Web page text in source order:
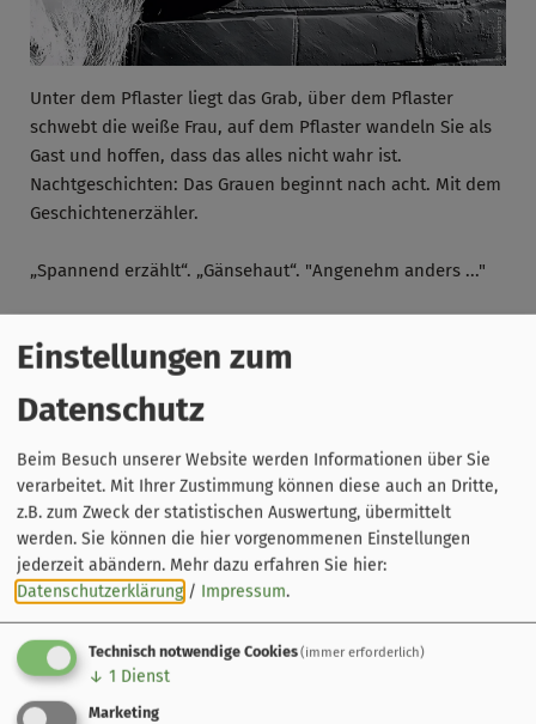
Unter dem Pflaster liegt das Grab, über dem Pflaster
schwebt die weiße Frau, auf dem Pflaster wandeln Sie als
Gast und hoffen, dass das alles nicht wahr ist.
Nachtgeschichten: Das Grauen beginnt nach acht. Mit dem
Geschichtenerzähler.
„Spannend erzählt“. „Gänsehaut“. "Angenehm anders ..."
Veranstaltung ohne festen Ort
Bamberg
Einstellungen zum
Datenschutz
Beim Besuch unserer Website werden Informationen über Sie
verarbeitet. Mit Ihrer Zustimmung können diese auch an Dritte,
z.B. zum Zweck der statistischen Auswertung, übermittelt
werden. Sie können die hier vorgenommenen Einstellungen
jederzeit abändern. Mehr dazu erfahren Sie hier:
Datenschutzerklärung / Impressum.
Technisch notwendige Cookies(immer erforderlich)
↓ 1 Dienst
Marketing